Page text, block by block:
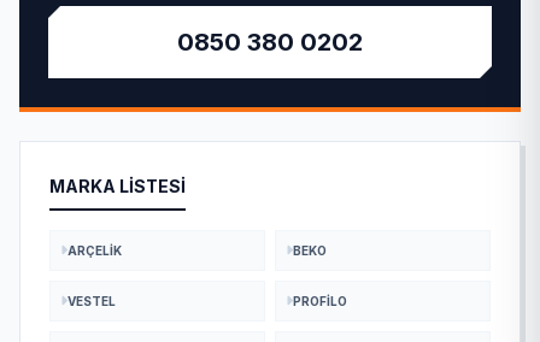
0850 380 0202
MARKA LISTESI
ARÇELIK BEKO
VESTEL PROFILO